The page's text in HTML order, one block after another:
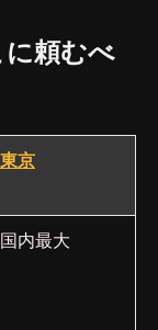
に頼むべ
東京
国内最大